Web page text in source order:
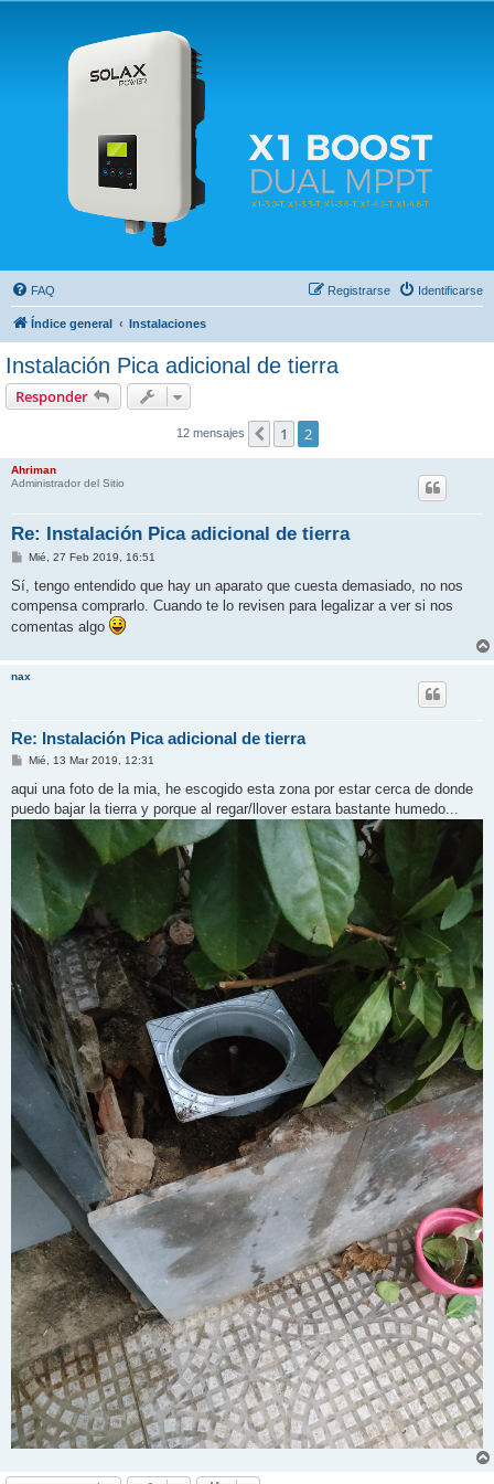
Solax FAQ
Lugar para intercambiar dudas sobre inversores solares Solax y temas relacionados.
FAQ Identificarse
Registrarse
Índice general Instalaciones
Instalación Pica adicional de tierra
Responder
12 mensajes Anterior
1 2
Ahriman
Administrador del Sitio
Re: Instalación Pica adicional de tierra
M
n
s
a
j
e
Mié, 27 Feb 2019, 16:51
Sí, tengo entendido que hay un aparato que cuesta demasiado, no nos
compensa comprarlo. Cuando te lo revisen para legalizar a ver si nos
comentas algo
nax
Re: Instalación Pica adicional de tierra
M
n
s
a
Mié, 13 Mar 2019, 12:31
aqui una foto de la mia, he escogido esta zona por estar cerca de donde
puedo bajar la tierra y porque al regar/llover estara bastante humedo...